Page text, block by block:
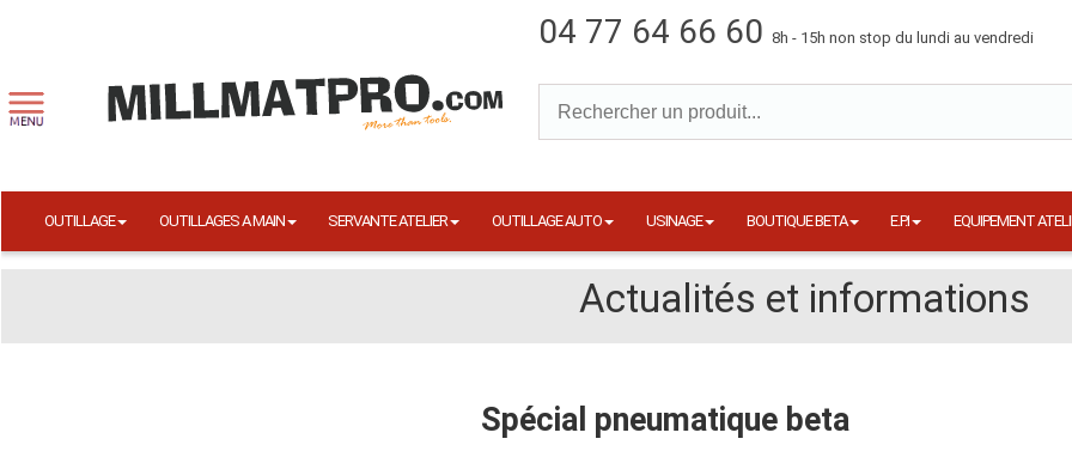
04 77 64 66 60 8h - 15h non stop du lundi au vendredi
OUTILLAGE OUTILLAGES A MAIN SERVANTE ATELIER OUTILLAGE AUTO USINAGE BOUTIQUE BETA E.P.I EQUIPEMENT
Actualités et informations
Spécial pneumatique beta